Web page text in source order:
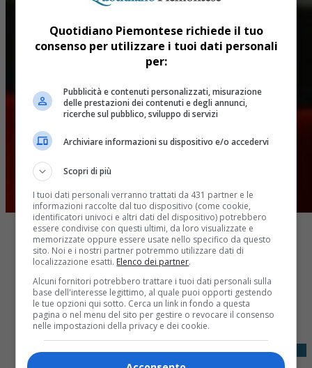
Share
Tweet
Quotidiano Piemontese richiede il tuo
consenso per utilizzare i tuoi dati personali
per:
Pubblicità e contenuti personalizzati, misurazione
delle prestazioni dei contenuti e degli annunci,
ricerche sul pubblico, sviluppo di servizi
Archiviare informazioni su dispositivo e/o accedervi
Scopri di più
I tuoi dati personali verranno trattati da 431 partner e le
informazioni raccolte dal tuo dispositivo (come cookie,
identificatori univoci e altri dati del dispositivo) potrebbero
essere condivise con questi ultimi, da loro visualizzate e
memorizzate oppure essere usate nello specifico da questo
sito. Noi e i nostri partner potremmo utilizzare dati di
localizzazione esatti. Elenco dei partner.
Alcuni fornitori potrebbero trattare i tuoi dati personali sulla
base dell'interesse legittimo, al quale puoi opporti gestendo
le tue opzioni qui sotto. Cerca un link in fondo a questa
pagina o nel menu del sito per gestire o revocare il consenso
nelle impostazioni della privacy e dei cookie.